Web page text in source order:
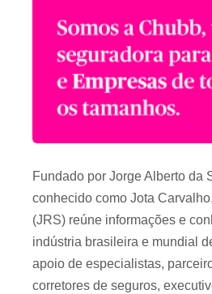
Fundado por Jorge Alberto da
conhecido como Jota
(JRS) reúne informações e
indústria brasileira e mundial
apoio de especialistas,
corretores de seguros,